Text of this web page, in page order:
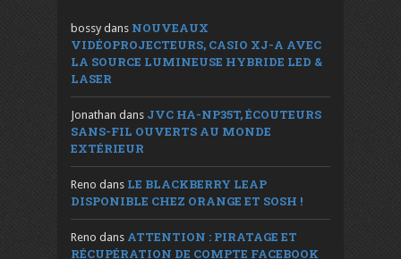
bossy dans NOUVEAUX
VIDÉOPROJECTEURS, CASIO XJ-A AVEC
LA SOURCE LUMINEUSE HYBRIDE LED &
LASER
Jonathan dans JVC HA-NP35T, ÉCOUTEURS
SANS-FIL OUVERTS AU MONDE
EXTÉRIEUR
Reno dans LE BLACKBERRY LEAP
DISPONIBLE CHEZ ORANGE ET SOSH !
Reno dans ATTENTION : PIRATAGE ET
RÉCUPÉRATION DE COMPTE FACEBOOK